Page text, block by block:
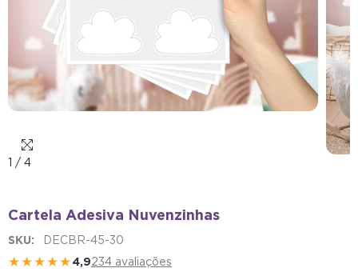
1 / 4
Cartela Adesiva Nuvenzinhas
SKU: DECBR-45-30
★★★★★4,9234 avaliações